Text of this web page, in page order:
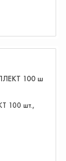
100 шт.,